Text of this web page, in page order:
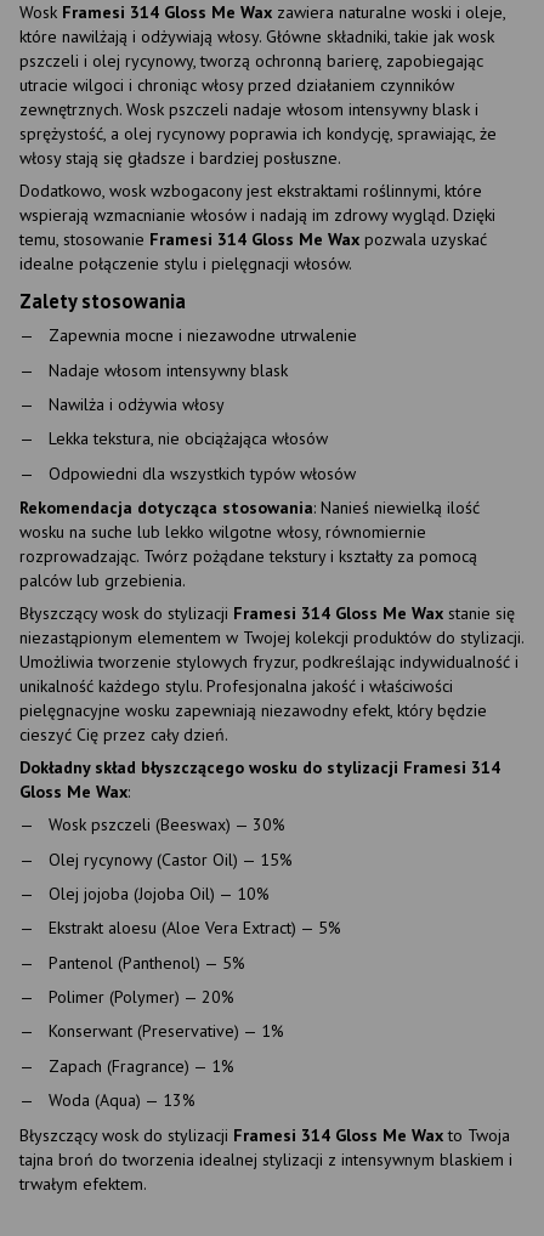
Wosk Framesi 314 Gloss Me Wax zawiera naturalne woski i oleje,
które nawilżają i odżywiają włosy. Główne składniki, takie jak wosk
pszczeli i olej rycynowy, tworzą ochronną barierę, zapobiegając
utracie wilgoci i chroniąc włosy przed działaniem czynników
zewnętrznych. Wosk pszczeli nadaje włosom intensywny blask i
sprężystość, a olej rycynowy poprawia ich kondycję, sprawiając, że
włosy stają się gładsze i bardziej posłuszne.
Dodatkowo, wosk wzbogacony jest ekstraktami roślinnymi, które
wspierają wzmacnianie włosów i nadają im zdrowy wygląd. Dzięki
temu, stosowanie Framesi 314 Gloss Me Wax pozwala uzyskać
idealne połączenie stylu i pielęgnacji włosów.
Zalety stosowania
Zapewnia mocne i niezawodne utrwalenie
Nadaje włosom intensywny blask
Nawilża i odżywia włosy
Lekka tekstura, nie obciążająca włosów
Odpowiedni dla wszystkich typów włosów
Rekomendacja dotycząca stosowania: Nanieś niewielką ilość
wosku na suche lub lekko wilgotne włosy, równomiernie
rozprowadzając. Twórz pożądane tekstury i kształty za pomocą
palców lub grzebienia.
Błyszczący wosk do stylizacji Framesi 314 Gloss Me Wax stanie się
niezastąpionym elementem w Twojej kolekcji produktów do stylizacji.
Umożliwia tworzenie stylowych fryzur, podkreślając indywidualność i
unikalność każdego stylu. Profesjonalna jakość i właściwości
pielęgnacyjne wosku zapewniają niezawodny efekt, który będzie
cieszyć Cię przez cały dzień.
Dokładny skład błyszczącego wosku do stylizacji Framesi 314
Gloss Me Wax:
Wosk pszczeli (Beeswax) — 30%
Olej rycynowy (Castor Oil) — 15%
Olej jojoba (Jojoba Oil) — 10%
Ekstrakt aloesu (Aloe Vera Extract) — 5%
Pantenol (Panthenol) — 5%
Polimer (Polymer) — 20%
Konserwant (Preservative) — 1%
Zapach (Fragrance) — 1%
Woda (Aqua) — 13%
Błyszczący wosk do stylizacji Framesi 314 Gloss Me Waxto Twoja
tajna broń do tworzenia idealnej stylizacji z intensywnym blaskiem i
trwałym efektem.